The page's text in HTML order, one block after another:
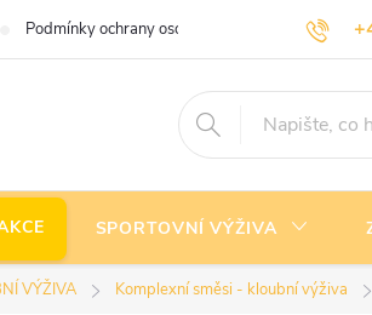
Podmínky ochrany osobních údajů Doprava
SPORTOVNÍ VÝŽIVA
VÝŽIVA Komplexní směsi - kloubní výživa